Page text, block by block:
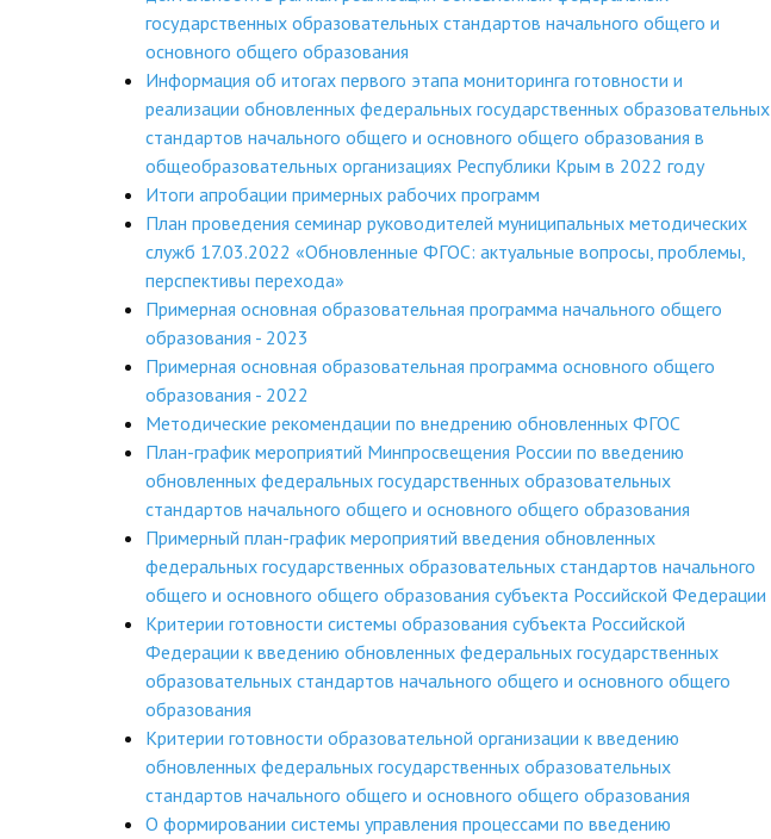
государственных образовательных стандартов начального общего и
основного общего образования
Информация об итогах первого этапа мониторинга готовности и
реализации обновленных федеральных государственных образовательных
стандартов начального общего и основного общего образования в
общеобразовательных организациях Республики Крым в 2022 году
Итоги апробации примерных рабочих программ
План проведения семинар руководителей муниципальных методических
служб 17.03.2022 «Обновленные ФГОС: актуальные вопросы, проблемы,
перспективы перехода»
Примерная основная образовательная программа начального общего
образования - 2023
Примерная основная образовательная программа основного общего
образования - 2022
Методические рекомендации по внедрению обновленных ФГОС
План-график мероприятий Минпросвещения России по введению
обновленных федеральных государственных образовательных
стандартов начального общего и основного общего образования
Примерный план-график мероприятий введения обновленных
федеральных государственных образовательных стандартов начального
общего и основного общего образования субъекта Российской Федерации
Критерии готовности системы образования субъекта Российской
Федерации к введению обновленных федеральных государственных
образовательных стандартов начального общего и основного общего
образования
Критерии готовности образовательной организации к введению
обновленных федеральных государственных образовательных
стандартов начального общего и основного общего образования
О формировании системы управления процессами по введению